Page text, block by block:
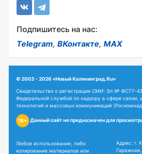
Подпишитесь на нас:
Telegram, ВКонтакте, MAX
© 2003 - 2026 «Новый Калининград.Ru»
Свидетельство о регистрации СМИ: Эл № ФС77-
Федеральной службой по надзору в сфере связи,
технологий и массовых коммуникаций
18+ Данный сайт не предназначен для
Любое использование, либо
копирование материалов или
Адрес: г.